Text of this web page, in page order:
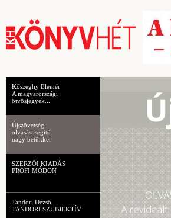
Kőszeghy Elemér
A magyarországi
ötvösjegyek...
Újszövetség
olvasást segítő
nagy betűkkel
SZERZŐI KIADÁS
PROFI MÓDON
Tandori Dezső
TANDORI SZUBJEKTÍV